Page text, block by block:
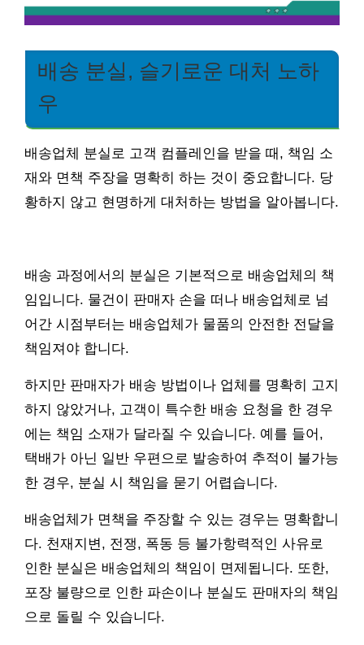
배송 분실, 슬기로운 대처 노하
우
배송업체 분실로 고객 컴플레인을 받을 때, 책임 소
재와 면책 주장을 명확히 하는 것이 중요합니다. 당
황하지 않고 현명하게 대처하는 방법을 알아봅니다.
배송 과정에서의 분실은 기본적으로 배송업체의 책
임입니다. 물건이 판매자 손을 떠나 배송업체로 넘
어간 시점부터는 배송업체가 물품의 안전한 전달을
책임져야 합니다.
하지만 판매자가 배송 방법이나 업체를 명확히 고지
하지 않았거나, 고객이 특수한 배송 요청을 한 경우
에는 책임 소재가 달라질 수 있습니다. 예를 들어,
택배가 아닌 일반 우편으로 발송하여 추적이 불가능
한 경우, 분실 시 책임을 묻기 어렵습니다.
배송업체가 면책을 주장할 수 있는 경우는 명확합니
다. 천재지변, 전쟁, 폭동 등 불가항력적인 사유로
인한 분실은 배송업체의 책임이 면제됩니다. 또한,
포장 불량으로 인한 파손이나 분실도 판매자의 책임
으로 돌릴 수 있습니다.